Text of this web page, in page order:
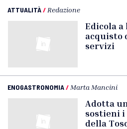
ATTUALITÀ/ Redazione
Edicola
acquisto
servizi
ENOGASTRONOMIA/ Marta Mancini
Adotta
sostieni
della